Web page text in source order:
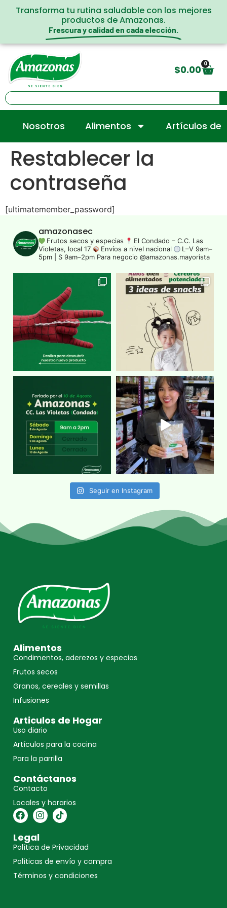
Transforma tu rutina saludable con los mejores
productos de Amazonas.
Frescura y calidad en cada elección.
$0.00 0
Nosotros Alimentos Artículos de
Restablecer la
contraseña
[ultimatemember_password]
amazonasec
Frutos secos y especias
El Condado – C.C. Las
Violetas, local 17
Envíos a nivel nacional
L–V 9am–
5pm | S 9am–2pm Para negocio @amazonas.mayorista
Seguir en Instagram
Alimentos
Condimentos, aderezos y especias
Frutos secos
Granos, cereales y semillas
Infusiones
Articulos de Hogar
Uso diario
Artículos para la cocina
Para la parrilla
Contáctanos
Contacto
Locales y horarios
Legal
Política de Privacidad
Políticas de envío y compra
Términos y condiciones